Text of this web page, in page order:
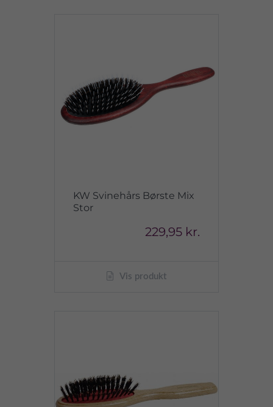
KW Svinehårs Børste Mix
Stor
229,95 kr.
Vis produkt